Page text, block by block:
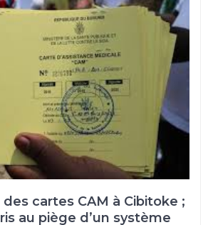
cartes CAM à Cibitoke ;
au piège d’un système